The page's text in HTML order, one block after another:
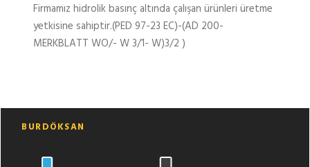
Firmamız hidrolik basınç altında çalışan ürünleri üretme
yetkisine sahiptir.(PED 97-23 EC)-(AD 200-
MERKBLATT WO/- W 3/1- W)3/2 )
BURDÖKSAN